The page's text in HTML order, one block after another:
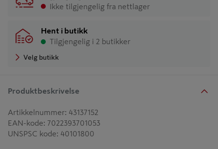
Ikke tilgjengelig fra nettlager
Hent i butikk
Tilgjengelig i 2 butikker
Velg butikk
Produktbeskrivelse
Artikkelnummer: 43137152
EAN-kode: 7022393701053
UNSPSC kode: 40101800